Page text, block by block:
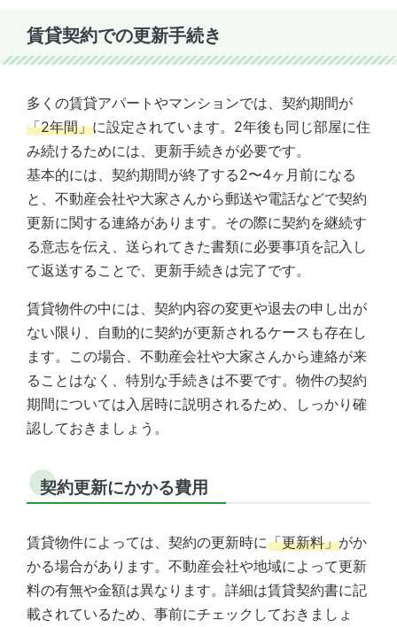
賃貸契約での更新手続き
多くの賃貸アパートやマンションでは、契約期間が
「2年間」に設定されています。2年後も同じ部屋に住
み続けるためには、更新手続きが必要です。
基本的には、契約期間が終了する2〜4ヶ月前になる
と、不動産会社や大家さんから郵送や電話などで契約
更新に関する連絡があります。その際に契約を継続す
る意志を伝え、送られてきた書類に必要事項を記入し
て返送することで、更新手続きは完了です。
賃貸物件の中には、契約内容の変更や退去の申し出が
ない限り、自動的に契約が更新されるケースも存在し
ます。この場合、不動産会社や大家さんから連絡が来
ることはなく、特別な手続きは不要です。物件の契約
期間については入居時に説明されるため、しっかり確
認しておきましょう。
契約更新にかかる費用
賃貸物件によっては、契約の更新時に「更新料」がか
かる場合があります。不動産会社や地域によって更新
料の有無や金額は異なります。詳細は賃貸契約書に記
載されているため、事前にチェックしておきましょ